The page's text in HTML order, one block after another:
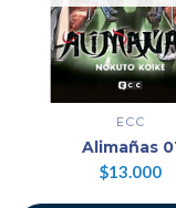
ECC
Alimañas
$13.000